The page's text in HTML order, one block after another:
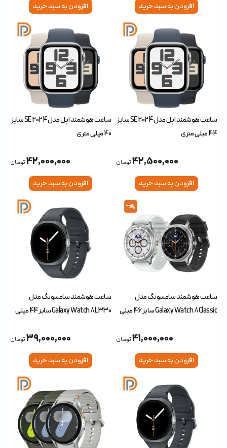
افزودن به سبد خرید افزودن به سبد خرید
ساعت هوشمند اپل مدل SE 2024 سایز
44 میلی متری
42,500,000تومان
افزودن به سبد خرید
ساعت هوشمند اپل مدل SE 2024 سایز
40 میلی متری
42,000,000تومان
افزودن به سبد خرید
ساعت هوشمند سامسونگ مدل
Galaxy Watch 8 Classic سایز 46 میلی
41,000,000تومان
افزودن به سبد خرید
ساعت هوشمند سامسونگ مدل
Galaxy Watch 8 L330 سایز 44 میلی
39,000,000تومان
افزودن به سبد خرید